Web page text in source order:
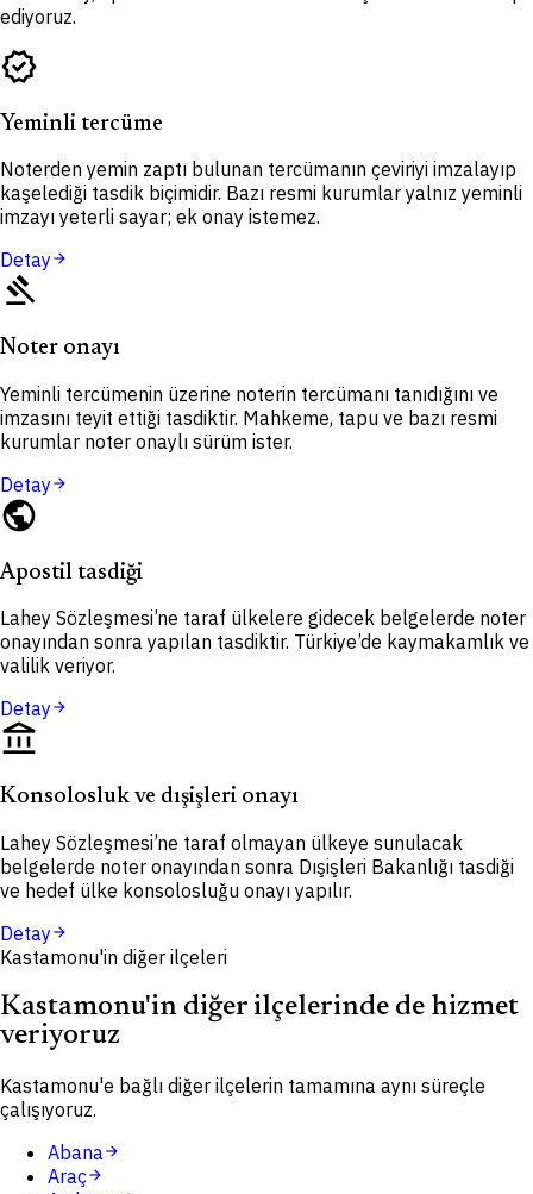
ediyoruz.
verified
Yeminli tercüme
Noterden yemin zaptı bulunan tercümanın çeviriyi imzalayıp
kaşelediği tasdik biçimidir. Bazı resmi kurumlar yalnız yeminli
imzayı yeterli sayar; ek onay istemez.
Detayarrow_forward
gavel
Noter onayı
Yeminli tercümenin üzerine noterin tercümanı tanıdığını ve
imzasını teyit ettiği tasdiktir. Mahkeme, tapu ve bazı resmi
kurumlar noter onaylı sürüm ister.
Detayarrow_forward
public
Apostil tasdiği
Lahey Sözleşmesi’ne taraf ülkelere gidecek belgelerde noter
onayından sonra yapılan tasdiktir. Türkiye’de kaymakamlık ve
valilik veriyor.
Detayarrow_forward
account_balance
Konsolosluk ve dışişleri onayı
Lahey Sözleşmesi’ne taraf olmayan ülkeye sunulacak
belgelerde noter onayından sonra Dışişleri Bakanlığı tasdiği
ve hedef ülke konsolosluğu onayı yapılır.
Detayarrow_forward
Kastamonu'in diğer ilçeleri
Kastamonu'in diğer ilçelerinde de hizmet
veriyoruz
Kastamonu'e bağlı diğer ilçelerin tamamına aynı süreçle
çalışıyoruz.
Abanaarrow_forward
Araçarrow_forward